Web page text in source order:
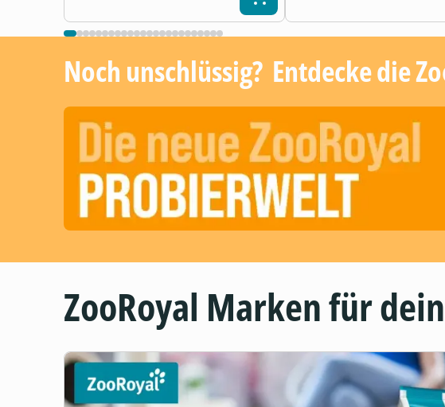
Noch unschlüssig? ​ Entdecke die
ZooRoyal Marken für